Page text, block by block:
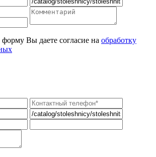
Вы даете согласие на обработку